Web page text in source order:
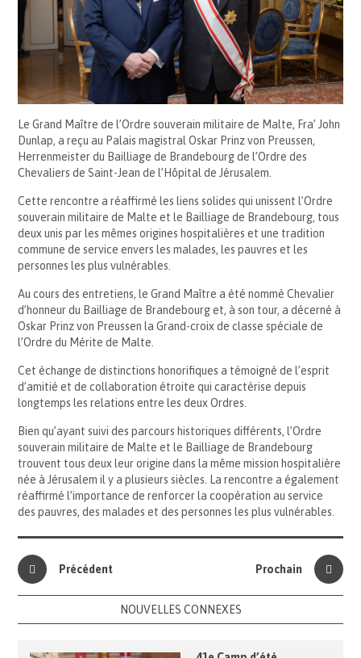
Le Grand Maître de l’Ordre souverain militaire de Malte, Fra’ John
Dunlap, a reçu au Palais magistral Oskar Prinz von Preussen,
Herrenmeister du Bailliage de Brandebourg de l’Ordre des
Chevaliers de Saint-Jean de l’Hôpital de Jérusalem.
Cette rencontre a réaffirmé les liens solides qui unissent l’Ordre
souverain militaire de Malte et le Bailliage de Brandebourg, tous
deux unis par les mêmes origines hospitalières et une tradition
commune de service envers les malades, les pauvres et les
personnes les plus vulnérables.
Au cours des entretiens, le Grand Maître a été nommé Chevalier
d’honneur du Bailliage de Brandebourg et, à son tour, a décerné à
Oskar Prinz von Preussen la Grand-croix de classe spéciale de
l’Ordre du Mérite de Malte.
Cet échange de distinctions honorifiques a témoigné de l’esprit
d’amitié et de collaboration étroite qui caractérise depuis
longtemps les relations entre les deux Ordres.
Bien qu’ayant suivi des parcours historiques différents, l’Ordre
souverain militaire de Malte et le Bailliage de Brandebourg
trouvent tous deux leur origine dans la même mission hospitalière
née à Jérusalem il y a plusieurs siècles. La rencontre a également
réaffirmé l’importance de renforcer la coopération au service
des pauvres, des malades et des personnes les plus vulnérables.
Précédent Prochain
NOUVELLES CONNEXES